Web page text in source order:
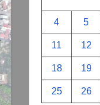
4 5
11 12
18 19
25 26